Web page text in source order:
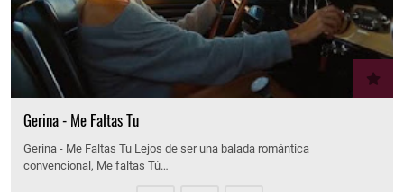
Gerina - Me Faltas Tu
Gerina - Me Faltas Tu Lejos de ser una balada romántica
convencional, Me faltas Tú…